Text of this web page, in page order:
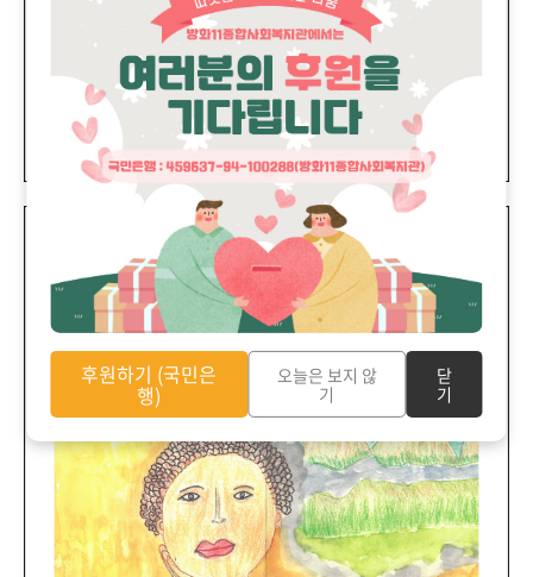
후원하기 (국민은
행)
오늘은 보지 않
기
닫
기